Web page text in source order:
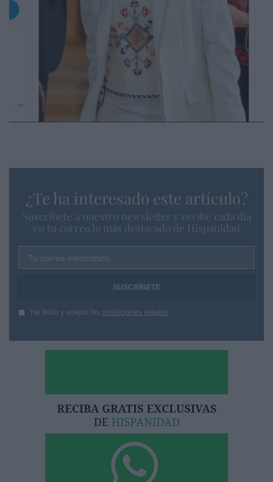
¿Te ha interesado este artículo?
Suscríbete a nuestro newsletter y recibe cada dia
en tu correo lo más destacado de Hispanidad
Tu correo electrónico...
He leído y acepto las condiciones legales